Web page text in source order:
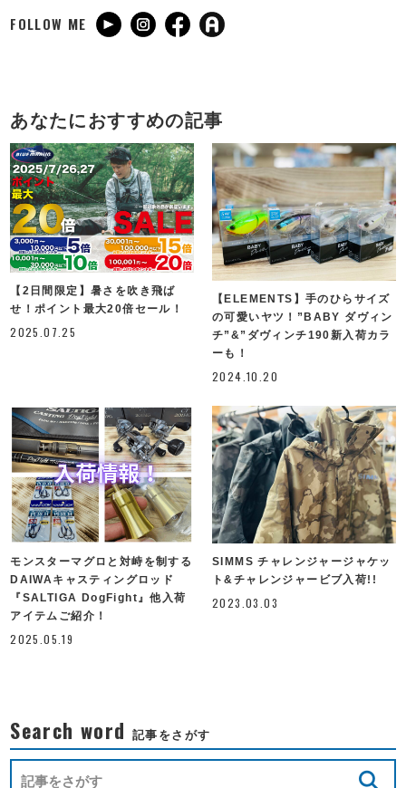
FOLLOW ME
あなたにおすすめの記事
【2日間限定】暑さを吹き飛ば
せ！ポイント最大20倍セール！
2025.07.25
【ELEMENTS】手のひらサイズ
の可愛いヤツ！”BABY ダヴィン
チ”&”ダヴィンチ190新入荷カラ
ーも！
2024.10.20
モンスターマグロと対峙を制する
DAIWAキャスティングロッド
『SALTIGA DogFight』他入荷
アイテムご紹介！
2025.05.19
SIMMS チャレンジャージャケッ
ト&チャレンジャービブ入荷!!
2023.03.03
Search word 記事をさがす